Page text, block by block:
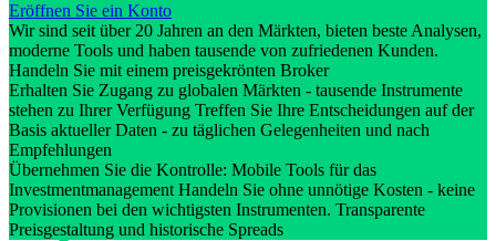
Eröffnen Sie ein Konto
Wir sind seit über 20 Jahren an den Märkten, bieten beste Analysen,
moderne Tools und haben tausende von zufriedenen Kunden.
Handeln Sie mit einem preisgekrönten Broker
Erhalten Sie Zugang zu globalen Märkten - tausende Instrumente
stehen zu Ihrer Verfügung Treffen Sie Ihre Entscheidungen auf der
Basis aktueller Daten - zu täglichen Gelegenheiten und nach
Empfehlungen
Übernehmen Sie die Kontrolle: Mobile Tools für das
Investmentmanagement Handeln Sie ohne unnötige Kosten - keine
Provisionen bei den wichtigsten Instrumenten. Transparente
Preisgestaltung und historische Spreads